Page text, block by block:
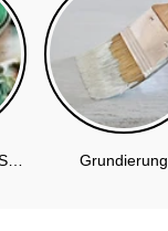
Grundierung